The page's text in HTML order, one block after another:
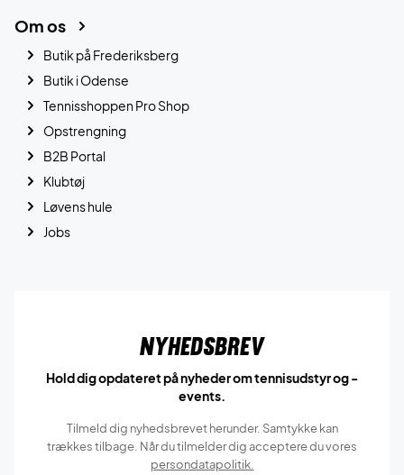
Om os
Butik på Frederiksberg
Butik i Odense
Tennisshoppen Pro Shop
Opstrengning
B2B Portal
Klubtøj
Løvens hule
Jobs
Nyhedsbrev
Hold dig opdateret på nyheder om tennisudstyr og -
events.
Tilmeld dig nyhedsbrevet herunder. Samtykke kan
trækkes tilbage. Når du tilmelder dig acceptere du vores
persondatapolitik.